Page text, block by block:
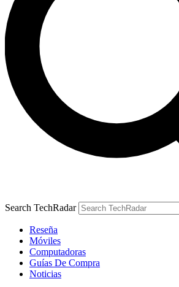
Search TechRadar
Reseña
Móviles
Computadoras
Guías De Compra
Noticias